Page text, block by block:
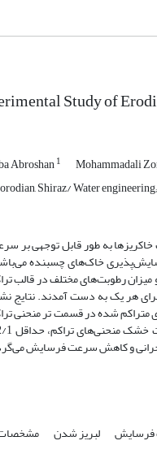
Study of
Abroshan1 Mohammadali
Shiraz/ Water engineering;
به طور قابل توجهی بر
خاک‌های چسبنده
نمونه‌ها در انرژی تراکم‌های متفاوت و میزان رطوبت‌های مختلف در
هر یک به دست آمدند. نتایج
شده در قسمت تر منحنی
لبریز شدن